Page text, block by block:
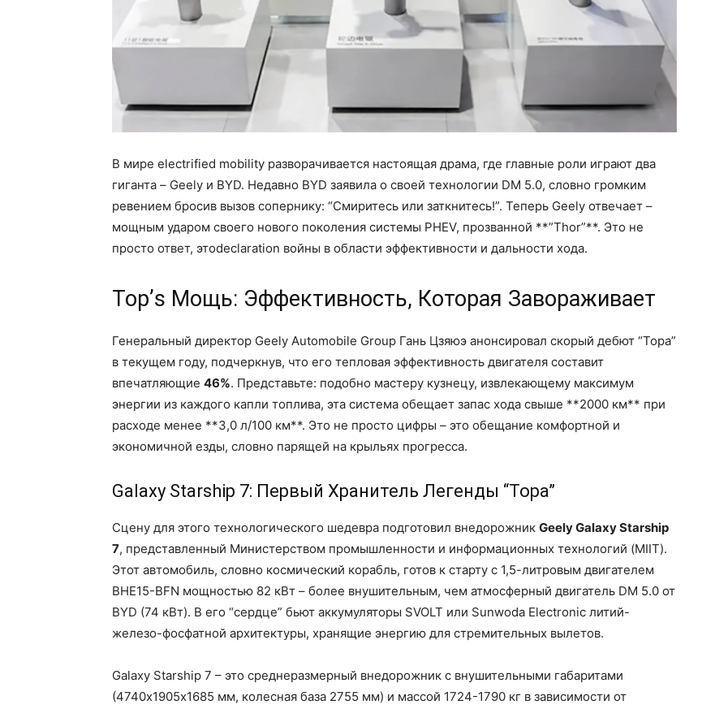
В мире electrified mobility разворачивается настоящая драма, где главные роли играют два
гиганта – Geely и BYD. Недавно BYD заявила о своей технологии DM 5.0, словно громким
ревением бросив вызов сопернику: “Смиритесь или заткнитесь!”. Теперь Geely отвечает –
мощным ударом своего нового поколения системы PHEV, прозванной **”Thor”**. Это не
просто ответ, этоdeclaration войны в области эффективности и дальности хода.
Тор’s Мощь: Эффективность, Которая Завораживает
Генеральный директор Geely Automobile Group Гань Цзяюэ анонсировал скорый дебют “Торa”
в текущем году, подчеркнув, что его тепловая эффективность двигателя составит
впечатляющие 46%. Представьте: подобно мастеру кузнецу, извлекающему максимум
энергии из каждого капли топлива, эта система обещает запас хода свыше **2000 км** при
расходе менее **3,0 л/100 км**. Это не просто цифры – это обещание комфортной и
экономичной езды, словно парящей на крыльях прогресса.
Galaxy Starship 7: Первый Хранитель Легенды “Торa”
Сцену для этого технологического шедевра подготовил внедорожник Geely Galaxy Starship
7, представленный Министерством промышленности и информационных технологий (MIIT).
Этот автомобиль, словно космический корабль, готов к старту с 1,5-литровым двигателем
BHE15-BFN мощностью 82 кВт – более внушительным, чем атмосферный двигатель DM 5.0 от
BYD (74 кВт). В его “сердце” бьют аккумуляторы SVOLT или Sunwoda Electronic литий-
железо-фосфатной архитектуры, хранящие энергию для стремительных вылетов.
Galaxy Starship 7 – это среднеразмерный внедорожник с внушительными габаритами
(4740х1905х1685 мм, колесная база 2755 мм) и массой 1724-1790 кг в зависимости от